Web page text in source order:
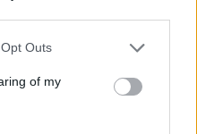
Outs
of my
Descargar